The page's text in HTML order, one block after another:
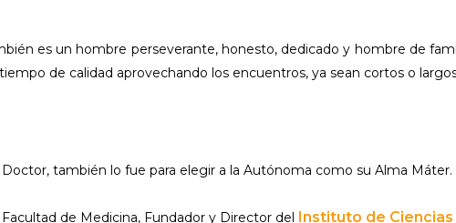
es un hombre perseverante, honesto, dedicado y hombre de
de calidad aprovechando los encuentros, ya sean cortos o
también lo fue para elegir a la Autónoma como su Alma Máter.
de Medicina, Fundador y Director del Instituto de Ciencias